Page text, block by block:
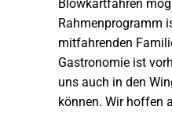
Blowkartfahren
Rahmenprogramm
mitfahrenden
Gastronomie ist
uns auch in den
können. Wir hoffen